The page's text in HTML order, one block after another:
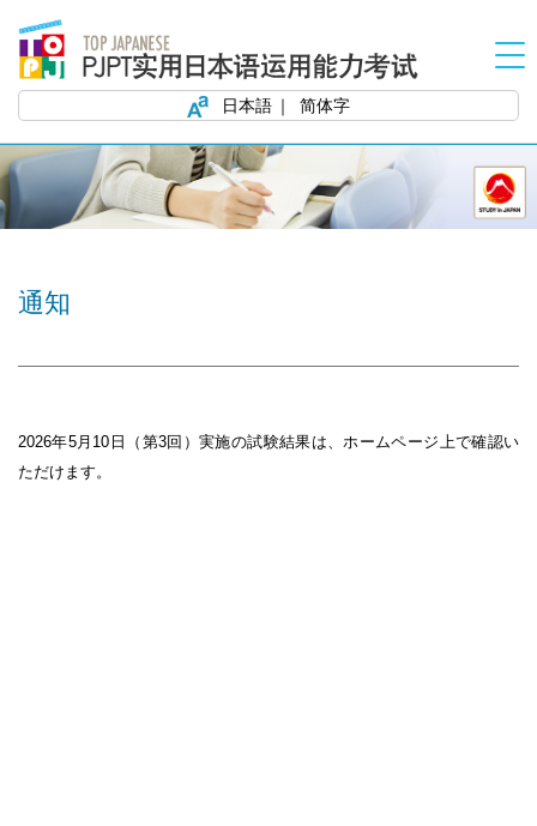
日本語 简体字
通知
2026年5月10 日（第3回）実施の試験結果は、ホームページ上で確認い
ただけます。